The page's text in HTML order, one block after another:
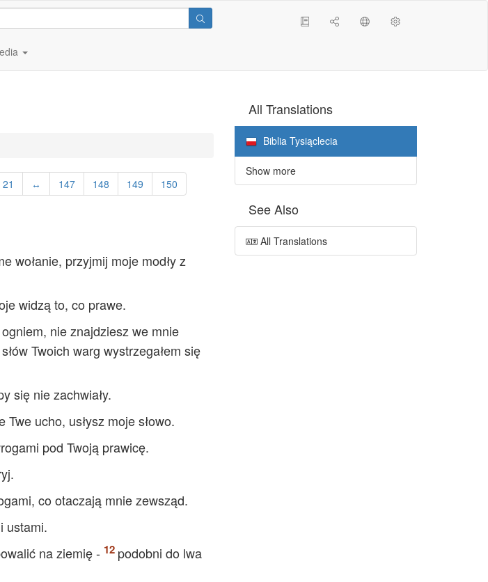
21 ↔ 147 148 149 150
wołanie, przyjmij moje modły z
widzą to, co prawe.
nie znajdziesz we mnie
Twoich warg wystrzegałem się
się nie zachwiały.
ucho, usłysz moje słowo.
pod Twoją prawicę.
co otaczają mnie zewsząd.
ustami.
na ziemię -
podobni do lwa
All Translations
Biblia Tysiąclecia
Show more
See Also
All Translations